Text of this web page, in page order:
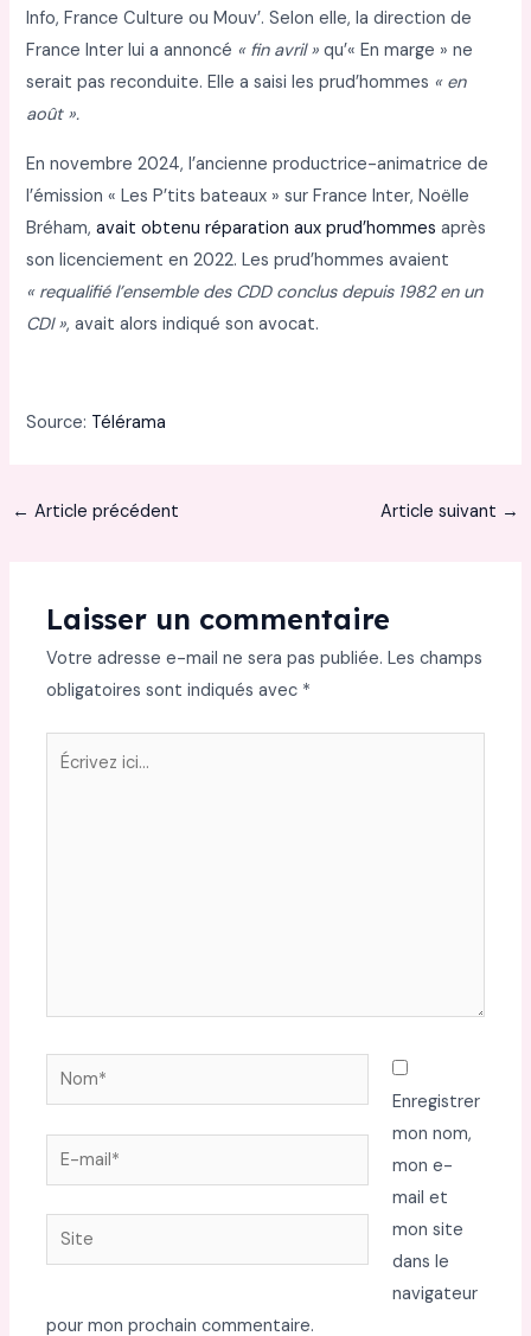
Info, France Culture ou Mouv’. Selon elle, la direction de
France Inter lui a annoncé « fin avril »qu’« En marge » ne
serait pas reconduite. Elle a saisi les prud’hommes « en
août ».
En novembre 2024, l’ancienne productrice-animatrice de
l’émission « Les P’tits bateaux » sur France Inter, Noëlle
Bréham,avait obtenu réparation aux prud’hommes après
son licenciement en 2022. Les prud’hommes avaient
« requalifié l’ensemble des CDD conclus depuis 1982 en un
CDI », avait alors indiqué son avocat.
Source: Télérama
← Article précédent Article suivant →
Laisser un commentaire
Votre adresse e-mail ne sera pas publiée. Les champs
obligatoires sont indiqués avec *
Écrivez
Nom*
E-
mail*
Site
Enregistrer
mon nom,
mon e-
mail et
mon site
dans le
navigateur
pour mon prochain commentaire.